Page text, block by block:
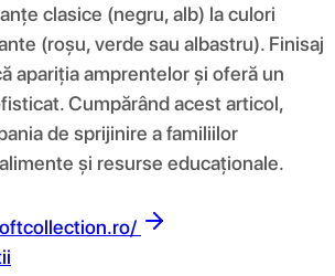
clasice (negru, alb) la culori
(roșu, verde sau albastru). Finisaj
apariția amprentelor și oferă un
Cumpărând acest articol,
de sprijinire a familiilor
și resurse educaționale.